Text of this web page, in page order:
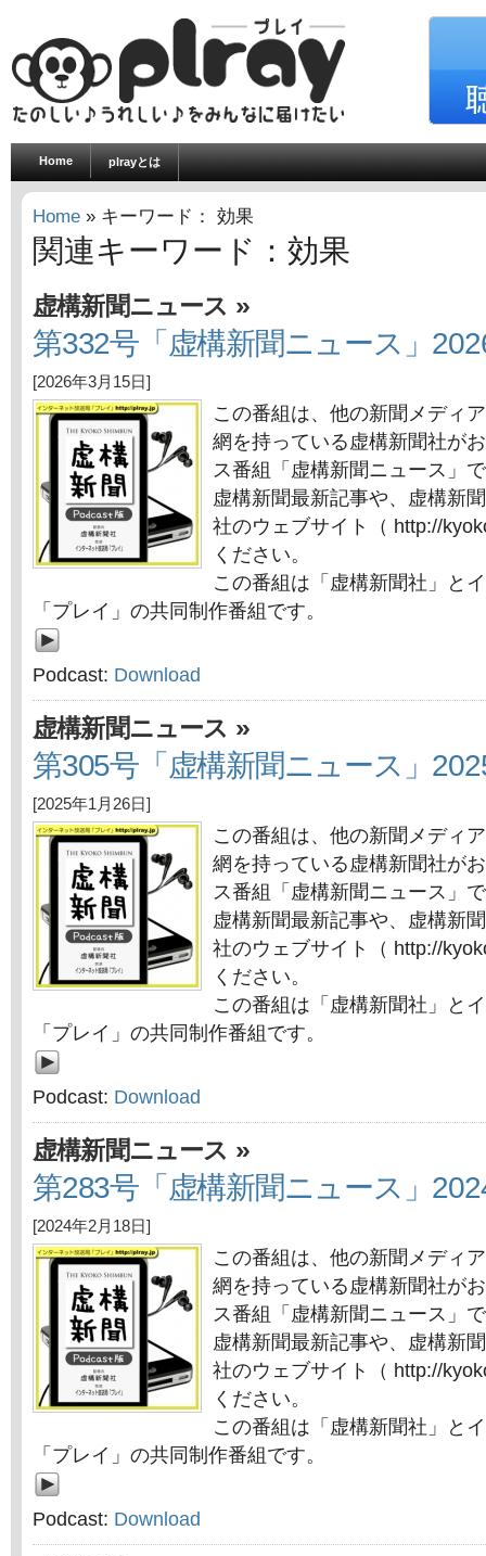
Home plrayとは
Home » キーワード： 効果
関連キーワード：効果
虚構新聞ニュース »
第332号「虚構新聞ニュース」
[2026年3月15日]
この番組は、他の新聞メディ
網を持っている虚構新聞社が
ス番組「虚構新聞ニュース」
虚構新聞最新記事や、虚構新
社のウェブサイト（ http://
ください。
この番組は「虚構新聞社」と
「プレイ」の共同制作番組です。
Podcast: Download
虚構新聞ニュース »
第305号「虚構新聞ニュース」
[2025年1月26日]
この番組は、他の新聞メディ
網を持っている虚構新聞社が
ス番組「虚構新聞ニュース」
虚構新聞最新記事や、虚構新
社のウェブサイト（ http://
ください。
この番組は「虚構新聞社」と
「プレイ」の共同制作番組です。
Podcast: Download
虚構新聞ニュース »
第283号「虚構新聞ニュース」
[2024年2月18日]
この番組は、他の新聞メディ
網を持っている虚構新聞社が
ス番組「虚構新聞ニュース」
虚構新聞最新記事や、虚構新
社のウェブサイト（ http://
ください。
この番組は「虚構新聞社」と
「プレイ」の共同制作番組です。
Podcast: Download